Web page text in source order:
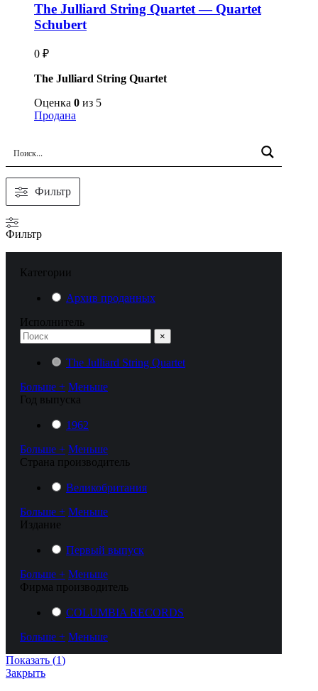
The Julliard String Quartet — Quartet
Schubert
0 ₽
The Julliard String Quartet
Оценка 0 из 5
Продана
Фильтр
Фильтр
Категории
Архив проданных
Исполнитель
×
The Julliard String Quartet
Больше + Меньше
Год выпуска
1962
Больше + Меньше
Cтрана производитель
Великобритания
Больше + Меньше
Издание
Первый выпуск
Больше + Меньше
Фирма производитель
COLUMBIA RECORDS
Больше + Меньше
Показать (1)
Закрыть